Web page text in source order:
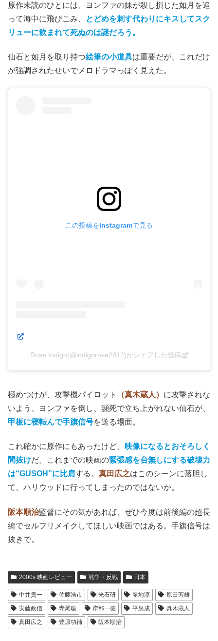
原作未読のひとには、ヨンファの妹が殺し損じた如月を追
って海中に飛びこみ、
とどめを刺す代わりにキスしてスク
リューに飲まれて死ぬのは謎だろう。
仙石と如月を取り持つ絵筆の小道具は重要だが、これだけ
が強調されたせいでメロドラマっぽく見えた。
この投稿をInstagramで見る
Rose Indigo(@indigorose2012)がシェアした投稿
極めつけが、攻撃機パイロット （真木蔵人） に攻撃されな
いよう、ヨンファを倒し、瀕死で立ち上がれない仙石が、
甲板に寝転んで手旗信号を送る場面。
これ確かに原作にもあったけど、
映像になるとおそろしく
間抜けだ。これまでの映画の緊張感を台無しにする破壊力
は“GUSOH”に比肩する。 真田広之はこのシーンに落胆し
て、ハリウッドに行ってしまったのではないか。
阪本順治監督にその気があれば、ぜひ今度は前後編の超長
編でセルフリメイクしてほしい映画ではある。手旗信号は
抜きで。
2000s 映画レビュー 戦争・反戦 日本
中井貴一 佐藤浩市 光石研 勝地涼
原田芳雄
安藤政信
寺尾聡 岸部一徳 平泉成
真木蔵人
真田広之
豊原功補 阪本順治